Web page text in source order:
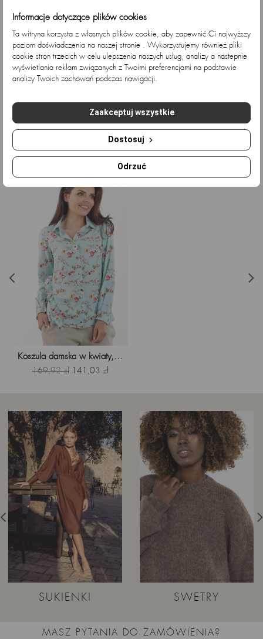
Elegancka, zwiewna koszula...
podstawowa
127,54 zł
Elegancka, zwiewna koszula...
Cena
podstawowa
153,66 zł
Ostatnio przeglądane
Koszula damska w kwiaty,...
Cena
169,92 zł Cena
141,03 zł
SUKIENKI SWETRY
MASZ PYTANIA DO ZAMÓWIENIA?
Informacje dotyczące plików cookies
Ta witryna korzysta z własnych plików cookie, aby zapewnić Ci najwyższy
poziom doświadczenia na naszej stronie . Wykorzystujemy również pliki
cookie stron trzecich w celu ulepszenia naszych usług, analizy a nastepnie
wyświetlania reklam związanych z Twoimi preferencjami na podstawie
analizy Twoich zachowań podczas nawigacji.
Odrzuć
Dostosuj
Zaakceptuj wszystkie